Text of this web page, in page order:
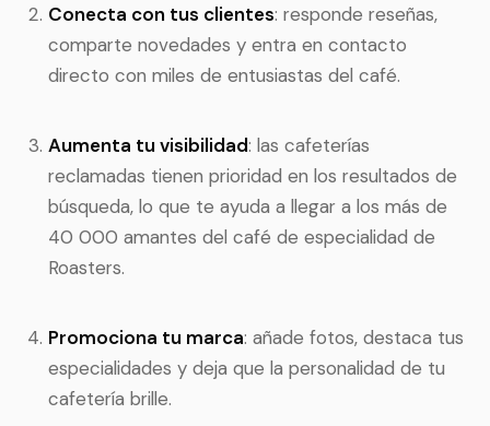
Conecta con tus clientes: responde reseñas,
comparte novedades y entra en contacto
directo con miles de entusiastas del café.
Aumenta tu visibilidad: las cafeterías
reclamadas tienen prioridad en los resultados de
búsqueda, lo que te ayuda a llegar a los más de
40 000 amantes del café de especialidad de
Roasters.
Promociona tu marca: añade fotos, destaca tus
especialidades y deja que la personalidad de tu
cafetería brille.